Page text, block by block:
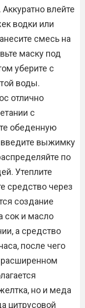
влейте
водки или
смесь на
маску под
уберите с
воды.
отлично
с
обеденную
выжимку
по
Утеплите
средство через
создание
сок и масло
а средство
после чего
но и меда
цитрусовой